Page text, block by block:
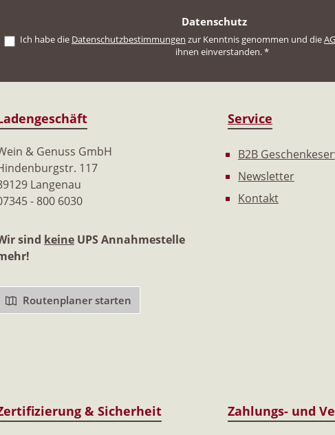
Datenschutz
Ich habe die Datenschutzbestimmungen zur Kenntnis genommen und die
ihnen einverstanden.*
Service
B2B
Newsletter
Kontakt
& Sicherheit Zahlungs- und
& Genuss GmbH
117
Langenau
- 800 6030
sind keine UPS Annahmestelle
Routenplaner starten